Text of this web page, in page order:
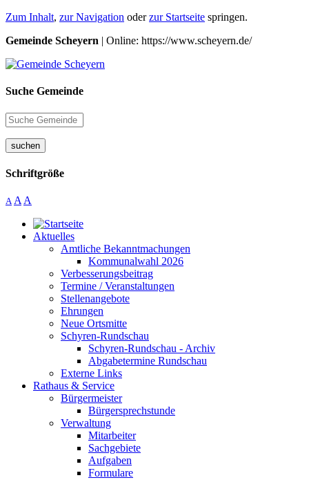
Zum Inhalt, zur Navigation oderzur Startseite springen.
Gemeinde Scheyern | Online: https://www.scheyern.de/
Suche Gemeinde
suchen
Schriftgröße
A A A
Aktuelles
Amtliche Bekanntmachungen
Kommunalwahl 2026
Verbesserungsbeitrag
Termine / Veranstaltungen
Stellenangebote
Ehrungen
Neue Ortsmitte
Schyren-Rundschau
Schyren-Rundschau - Archiv
Abgabetermine Rundschau
Externe Links
Rathaus & Service
Bürgermeister
Bürgersprechstunde
Verwaltung
Mitarbeiter
Sachgebiete
Aufgaben
Formulare